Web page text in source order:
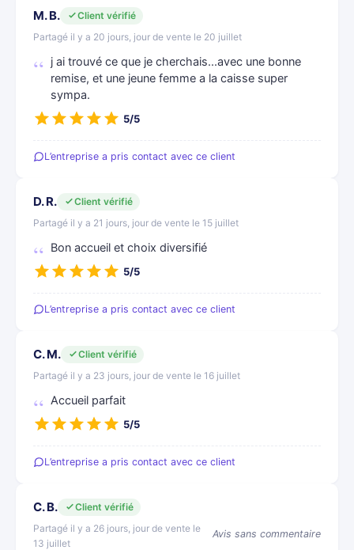
M. B.
Client vérifié
Partagé il y a 20 jours, jour de vente le 20 juillet
j ai trouvé ce que je cherchais...avec une bonne
remise, et une jeune femme a la caisse super
sympa.
5/5
L’entreprise a pris contact avec ce client
D. R.
Client vérifié
Partagé il y a 21 jours, jour de vente le 15 juillet
Bon accueil et choix diversifié
5/5
L’entreprise a pris contact avec ce client
C. M.
Client vérifié
Partagé il y a 23 jours, jour de vente le 16 juillet
Accueil parfait
5/5
L’entreprise a pris contact avec ce client
C. B.
Client vérifié
Partagé il y a 26 jours, jour de vente le
13 juillet
Avis sans commentaire